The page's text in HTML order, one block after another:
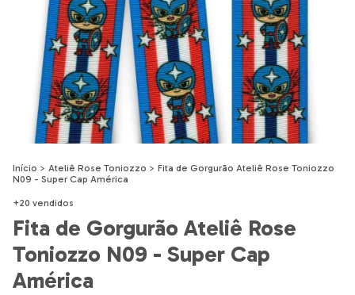
Início > Ateliê Rose Toniozzo > Fita de Gorgurão Ateliê Rose Toniozzo
N09 - Super Cap América
+20 vendidos
Fita de Gorgurão Ateliê Rose
Toniozzo N09 - Super Cap
América